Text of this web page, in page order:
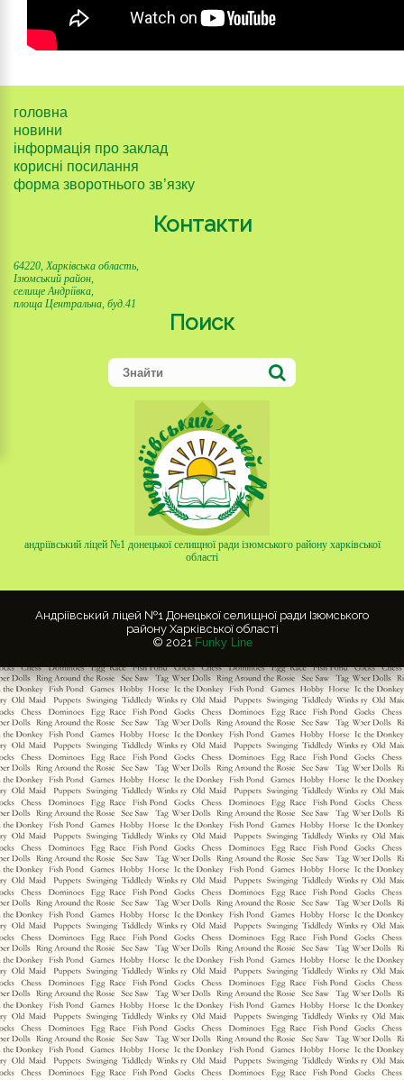
андріївський ліцей №1 донецької селищної ради ізюмського району харківської
області
головна
новини
інформація про заклад
корисні посилання
форма зворотнього зв’язку
Контакти
64220, Харківська область,
Ізюмський район,
селище Андріївка,
площа Центральна, буд.41
Поиск
Андріївський ліцей №1 Донецької селищної ради Ізюмського
району Харківської області
© 2021 Funky Line